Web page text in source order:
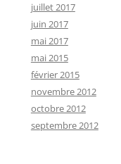
juillet 2017
juin 2017
mai 2017
mai 2015
février 2015
novembre 2012
octobre 2012
septembre 2012